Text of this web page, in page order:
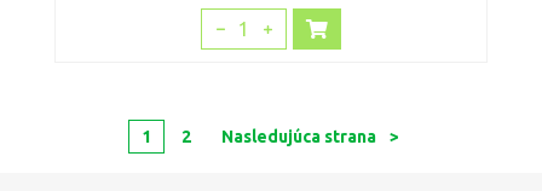
1
1 2 Nasledujúca strana >